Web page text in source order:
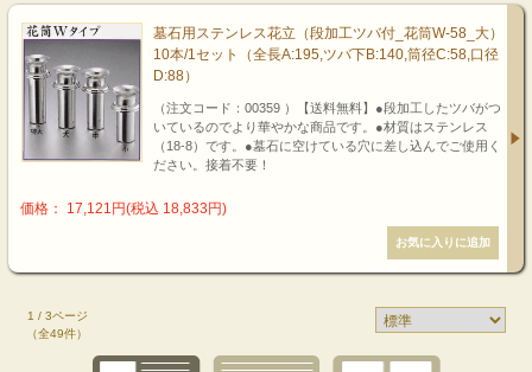
墓石用ステンレス花立（段加工ツバ付_花筒W-58_大）
10本/1セット（全長A:195,ツバ下B:140,筒径C:58,口径
D:88）
（注文コード：00359 ）【送料無料】●段加工したツバがつ
いているのでより華やかな商品です。●材質はステンレス
（18-8）です。●墓石に空けている穴に差し込んでご使用く
ださい。接着不要！
価格： 17,121円(税込 18,833円)
1 / 3ページ
（全49件）